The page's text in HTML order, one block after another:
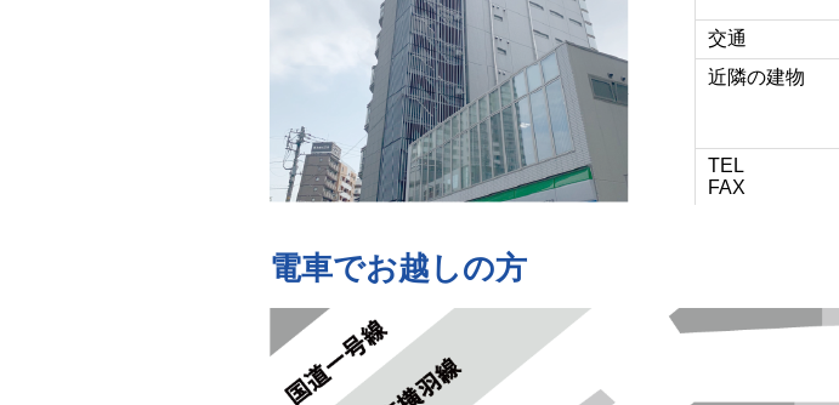
交通
近隣の建物
TEL
FAX
電車でお越しの方